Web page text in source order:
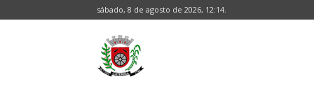
sábado, 8 de agosto de 2026, 12:14.